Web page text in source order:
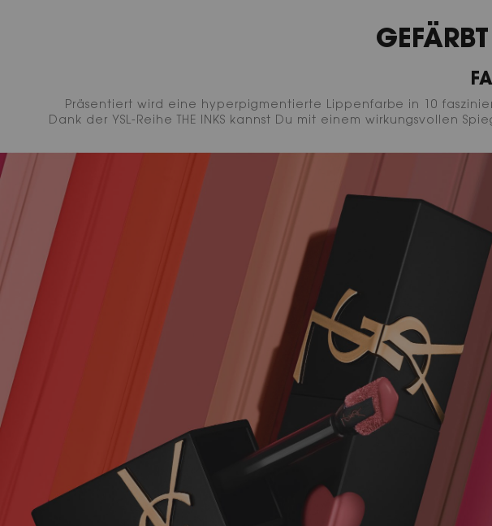
Präsentiert wird eine hyperpigmentierte Lippenfarbe in 10
Dank der YSL-Reihe THE INKS kannst Du mit einem wirkungsvollen